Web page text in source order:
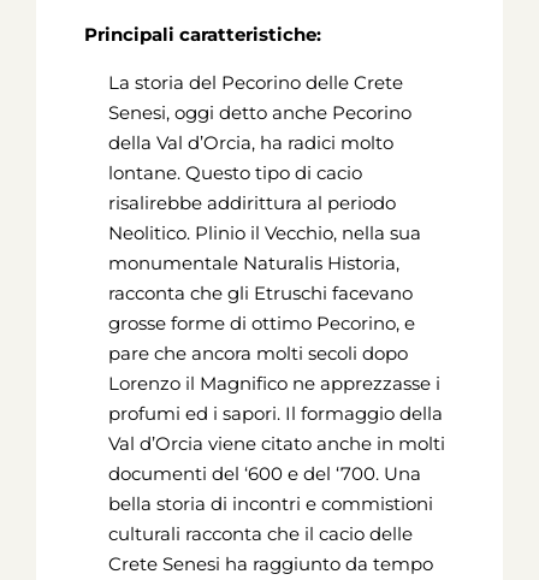
Principali caratteristiche:
La storia del Pecorino delle Crete
Senesi, oggi detto anche Pecorino
della Val d’Orcia, ha radici molto
lontane. Questo tipo di cacio
risalirebbe addirittura al periodo
Neolitico. Plinio il Vecchio, nella sua
monumentale Naturalis Historia,
racconta che gli Etruschi facevano
grosse forme di ottimo Pecorino, e
pare che ancora molti secoli dopo
Lorenzo il Magnifico ne apprezzasse i
profumi ed i sapori. Il formaggio della
Val d’Orcia viene citato anche in molti
documenti del ‘600 e del ‘700. Una
bella storia di incontri e commistioni
culturali racconta che il cacio delle
Crete Senesi ha raggiunto da tempo